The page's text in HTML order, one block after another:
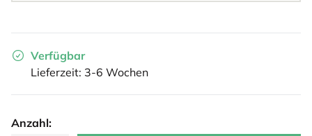
Verfügbar
Lieferzeit: 3-6 Wochen
Anzahl: